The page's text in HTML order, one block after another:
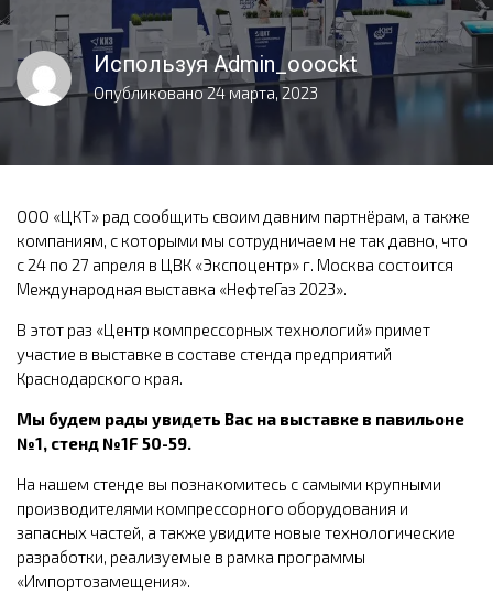
ИспользуяAdmin_ooockt
Опубликовано24 марта, 2023
ООО «ЦКТ» рад сообщить своим давним партнёрам, а также
компаниям, с которыми мы сотрудничаем не так давно, что
с 24 по 27 апреля в ЦВК «Экспоцентр» г. Москва состоится
Международная выставка «НефтеГаз 2023».
В этот раз «Центр компрессорных технологий» примет
участие в выставке в составе стенда предприятий
Краснодарского края.
Мы будем рады увидеть Вас на выставке в павильоне
№1, стенд №1F 50-59.
На нашем стенде вы познакомитесь с самыми крупными
производителями компрессорного оборудования и
запасных частей, а также увидите новые технологические
разработки, реализуемые в рамка программы
«Импортозамещения».